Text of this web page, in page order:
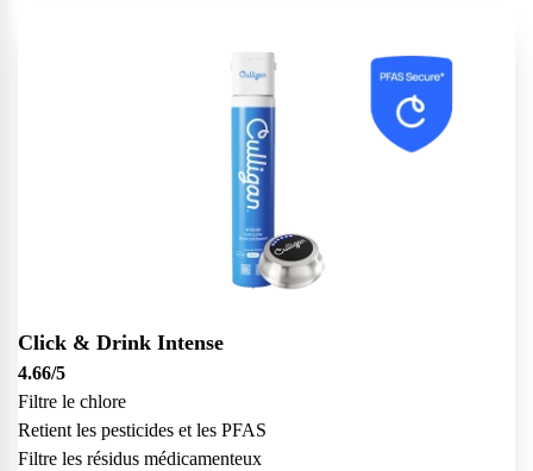
Click & Drink Intense
4.66/5
Filtre le chlore
Retient les pesticides et les PFAS
Filtre les résidus médicamenteux